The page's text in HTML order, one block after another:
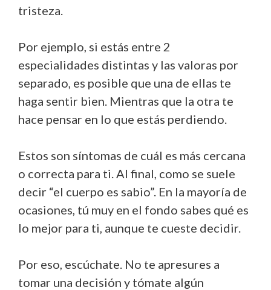
tristeza.
Por ejemplo, si estás entre 2
especialidades distintas y las valoras por
separado, es posible que una de ellas te
haga sentir bien. Mientras que la otra te
hace pensar en lo que estás perdiendo.
Estos son síntomas de cuál es más cercana
o correcta para ti. Al final, como se suele
decir “el cuerpo es sabio”. En la mayoría de
ocasiones, tú muy en el fondo sabes qué es
lo mejor para ti, aunque te cueste decidir.
Por eso, escúchate. No te apresures a
tomar una decisión y tómate algún